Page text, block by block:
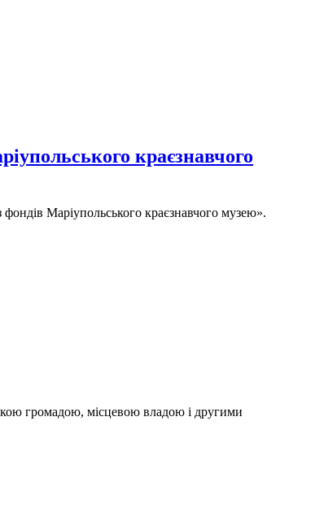
краєзнавчого
Маріупольського краєзнавчого музею».
громадою, місцевою владою і другими